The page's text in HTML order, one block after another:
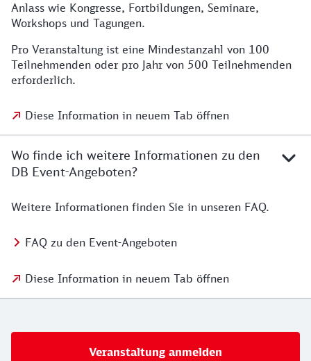
Anlass wie Kongresse, Fortbildungen, Seminare,
Workshops und Tagungen.
Pro Veranstaltung ist eine Mindestanzahl von 100
Teilnehmenden oder pro Jahr von 500 Teilnehmenden
erforderlich.
Diese Information in neuem Tab öffnen
Wo finde ich weitere Informationen zu den
DB Event-Angeboten?
Weitere Informationen finden Sie in unseren FAQ.
FAQ zu den Event-Angeboten
Diese Information in neuem Tab öffnen
Veranstaltung anmelden